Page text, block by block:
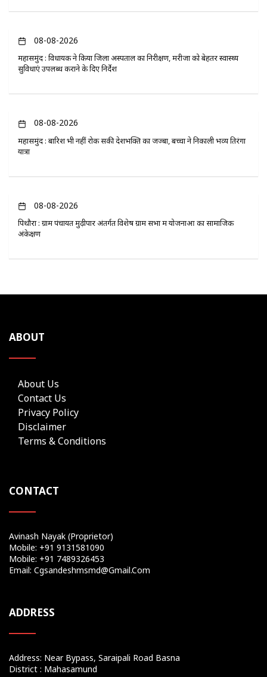
08-08-2026
महासमुंद : विधायक ने किया जिला अस्पताल का निरीक्षण, मरीजों को बेहतर स्वास्थ्य
सुविधाएं उपलब्ध कराने के दिए निर्देश
08-08-2026
महासमुंद : बारिश भी नहीं रोक सकी देशभक्ति का जज्बा, बच्चों ने निकाली भव्य तिरंगा
यात्रा
08-08-2026
पिथौरा : ग्राम पंचायत मुढ़ीपार अंतर्गत विशेष ग्राम सभा में योजनाओं का सामाजिक
अंकेक्षण
ABOUT
About Us
Contact Us
Privacy Policy
Disclaimer
Terms & Conditions
CONTACT
Avinash Nayak (Proprietor)
Mobile: +91 9131581090
Mobile: +91 7489326453
Email: Cgsandeshmsmd@gmail.com
ADDRESS
Address: Near Bypass, Saraipali Road Basna
District : Mahasamund